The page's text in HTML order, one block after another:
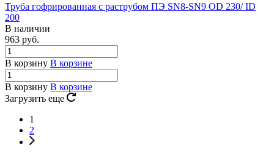
Труба гофрированная с раструбом ПЭ SN8-SN9 OD 230/ ID
200
В наличии
963 руб.
В корзину В корзине
В корзину В корзине
Загрузить еще
1
2